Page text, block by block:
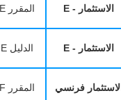
الاستثمار - E المقرر E
الاستثمار - E الدليل E
الاستثمار فرنسي المقرر F